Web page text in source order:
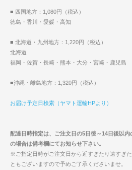
■ 四国地方：1,080円（税込）
徳島・香川・愛媛・高知
■ 北海道・九州地方：1,220円（税込）
北海道
福岡・佐賀・長崎・熊本・大分・宮崎・鹿児島
■沖縄・離島地方：1,320円（税込）
お届け予定日検索（ヤマト運輸HPより）
配達日時指定は、ご注文日の5日後～14日後以
の場合は備考欄にてお知らせ下さい。
※ご指定日時がご注文日から近すぎたり遠すぎ
ともございますので予めご了承くださいませ。